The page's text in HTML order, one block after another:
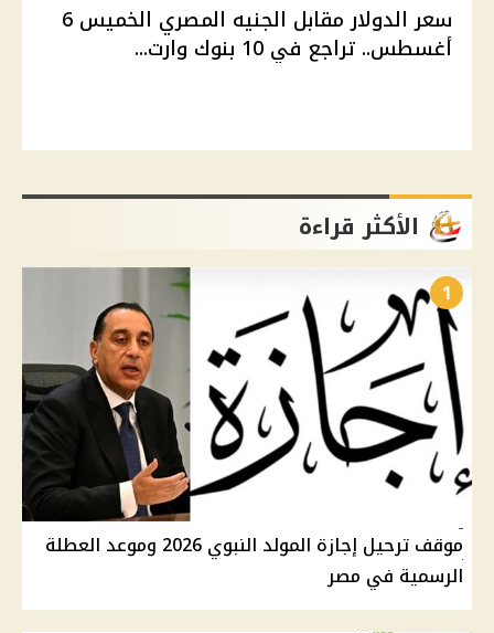
سعر الدولار مقابل الجنيه المصري الخميس 6
أغسطس.. تراجع في 10 بنوك وارت...
الأكثر قراءة
1
موقف ترحيل إجازة المولد النبوي 2026 وموعد العطلة
الرسمية في مصر